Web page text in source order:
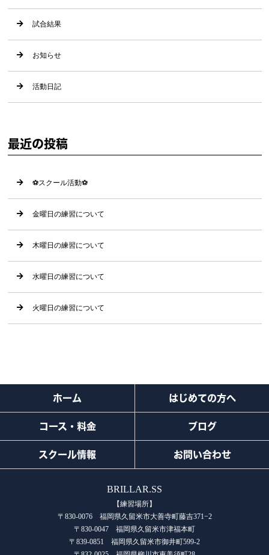
試合結果
お知らせ
活動日記
最近の投稿
⚽️スクール活動⚽️
金曜日の練習について
木曜日の練習について
水曜日の練習について
火曜日の練習について
ホーム はじめての方へ
コース・料金 ブログ
スクール情報 お問い合わせ
BRILLAR.SS
【練習場所】
〒830-0076 福岡県久留米市大善寺町藤吉371−2
〒830-0047 福岡県久留米市津福本町
〒839-0851 福岡県久留米市御井町599-2